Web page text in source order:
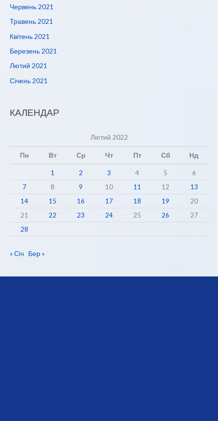
Червень 2021
Травень 2021
Квітень 2021
Березень 2021
Лютий 2021
Січень 2021
КАЛЕНДАР
Лютий 2022
Пн Вт Ср Чт Пт Сб Нд
1 2 3 4 5
6
7
8 9 10 11 12
13
14
15 16 17 18 19
20
21
22 23 24 25 26
27
28
« Січ Бер »